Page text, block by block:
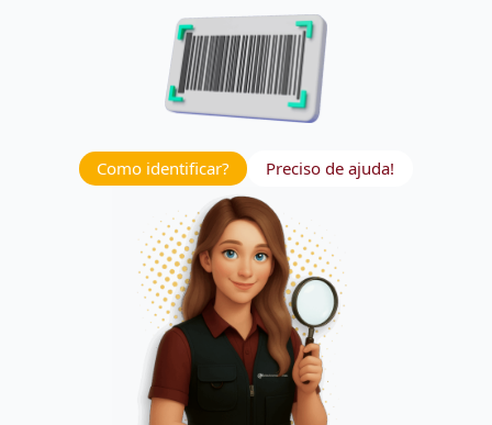
Como identificar? Preciso de ajuda!